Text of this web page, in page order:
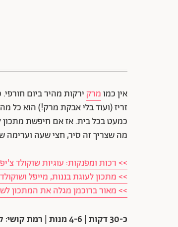
אין כמומרקירקות מהיר ביום
זריז (ועוד בלי אבקת מרק!) הוא כל
כמעט בכל בית. אז אם חיפשת מתכון
מה שצריך זה סיר, חצי שעה וערימה
>> רכות ומפנקות: עוגיות שוקולד צ'יפס
>> מתכון לעוגת בננות, מייפל
>> מאור ברוכמן מגלה את המתכון
כ-30 דקות | 4-6 מנות | רמת קושי: קל